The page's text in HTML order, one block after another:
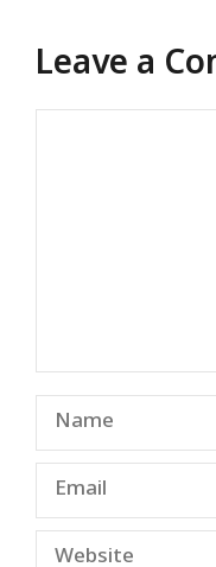
Leave a
Name
Email
Website